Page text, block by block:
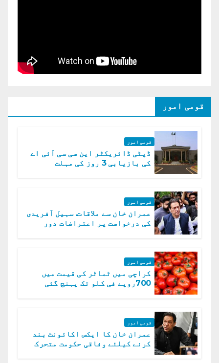
قومی امور
قومی امور
ڈپٹی ڈائریکٹر این سی سی آئی اے
کی بازیابی 3 روز کی مہلت
قومی امور
عمران خان سے ملاقات. سہیل آفریدی
کی درخواست پر اعتراضات دور
قومی امور
کراچی میں ٹماٹر کی قیمت میں
700روپے فی کلو تک پہنچ گئی
قومی امور
عمران خان کا ایکس اکائونٹ بند
کرنے کیلئے وفاقی حکومت متحرک